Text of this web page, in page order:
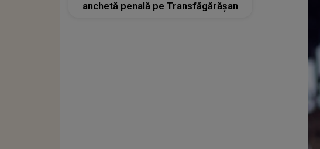
anchetă penală pe Transfăgărășan